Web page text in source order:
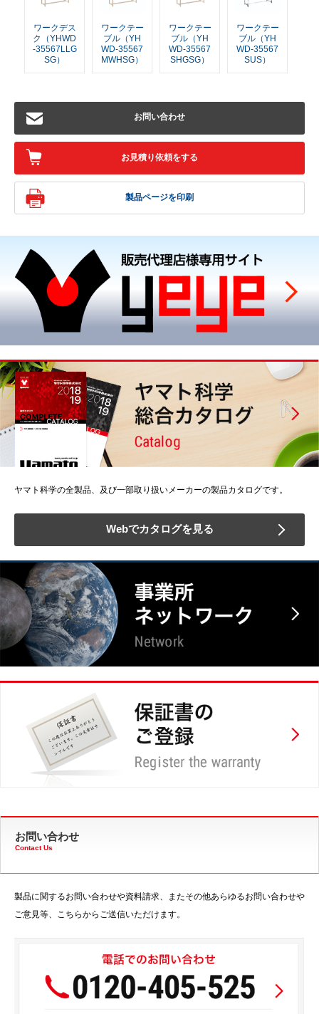
ワークデス
ク（YHWD
-35567LLG
SG）
ワークテー
ブル（YH
WD-35567
MWHSG）
ワークテー
ブル（YH
WD-35567
SHGSG）
ワークテー
ブル（YH
WD-35567
SUS）
お問い合わせ
お見積り依頼をする
製品ページを印刷
ヤマト科学の全製品、及び一部取り扱いメーカーの製品カタログです。
Webでカタログを見る
お問い合わせ
Contact Us
製品に関するお問い合わせや資料請求、またその他あらゆるお問い合わせや
ご意見等、こちらからご送信いただけます。